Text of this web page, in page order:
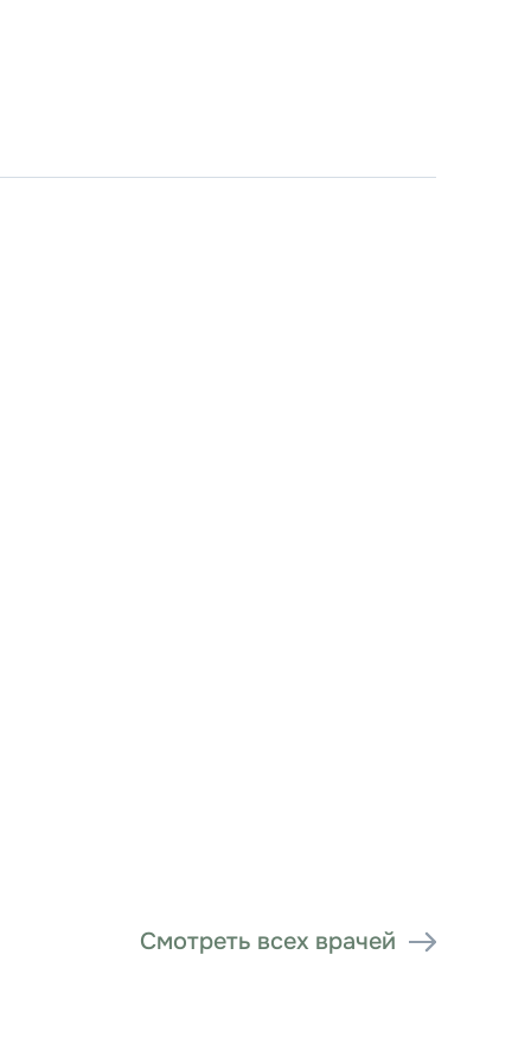
Смотреть всех врачей